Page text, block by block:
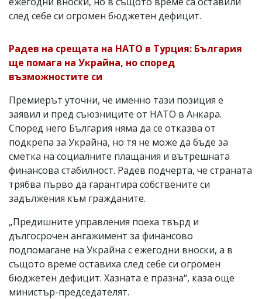
след себе си огромен бюджетен дефицит.
Радев на срещата на НАТО в Турция: България
ще помага на Украйна, но според
възможностите си
Премиерът уточни, че именно тази позиция е
заявил и пред съюзниците от НАТО в Анкара.
Според него България няма да се отказва от
подкрепа за Украйна, но тя не може да бъде за
сметка на социалните плащания и вътрешната
финансова стабилност. Радев подчерта, че страната
трябва първо да гарантира собствените си
задължения към гражданите.
„Предишните управления поеха твърд и
дългосрочен ангажимент за финансово
подпомагане на Украйна с ежегодни вноски, а в
същото време оставиха след себе си огромен
бюджетен дефицит. Хазната е празна“, каза още
министър-председателят.